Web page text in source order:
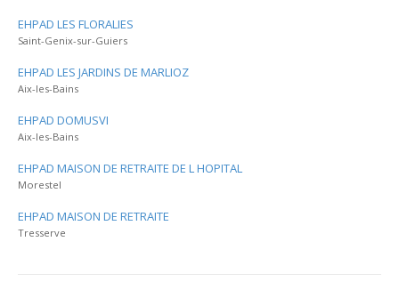
EHPAD LES FLORALIES
Saint-Genix-sur-Guiers
EHPAD LES JARDINS DE MARLIOZ
Aix-les-Bains
EHPAD DOMUSVI
Aix-les-Bains
EHPAD MAISON DE RETRAITE DE L HOPITAL
Morestel
EHPAD MAISON DE RETRAITE
Tresserve